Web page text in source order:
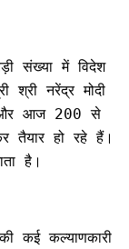
संख्या में विदेश
नरेंद्र मोदी
और आज 200 से
तैयार हो रहे हैं।
है।
कई कल्याणकारी